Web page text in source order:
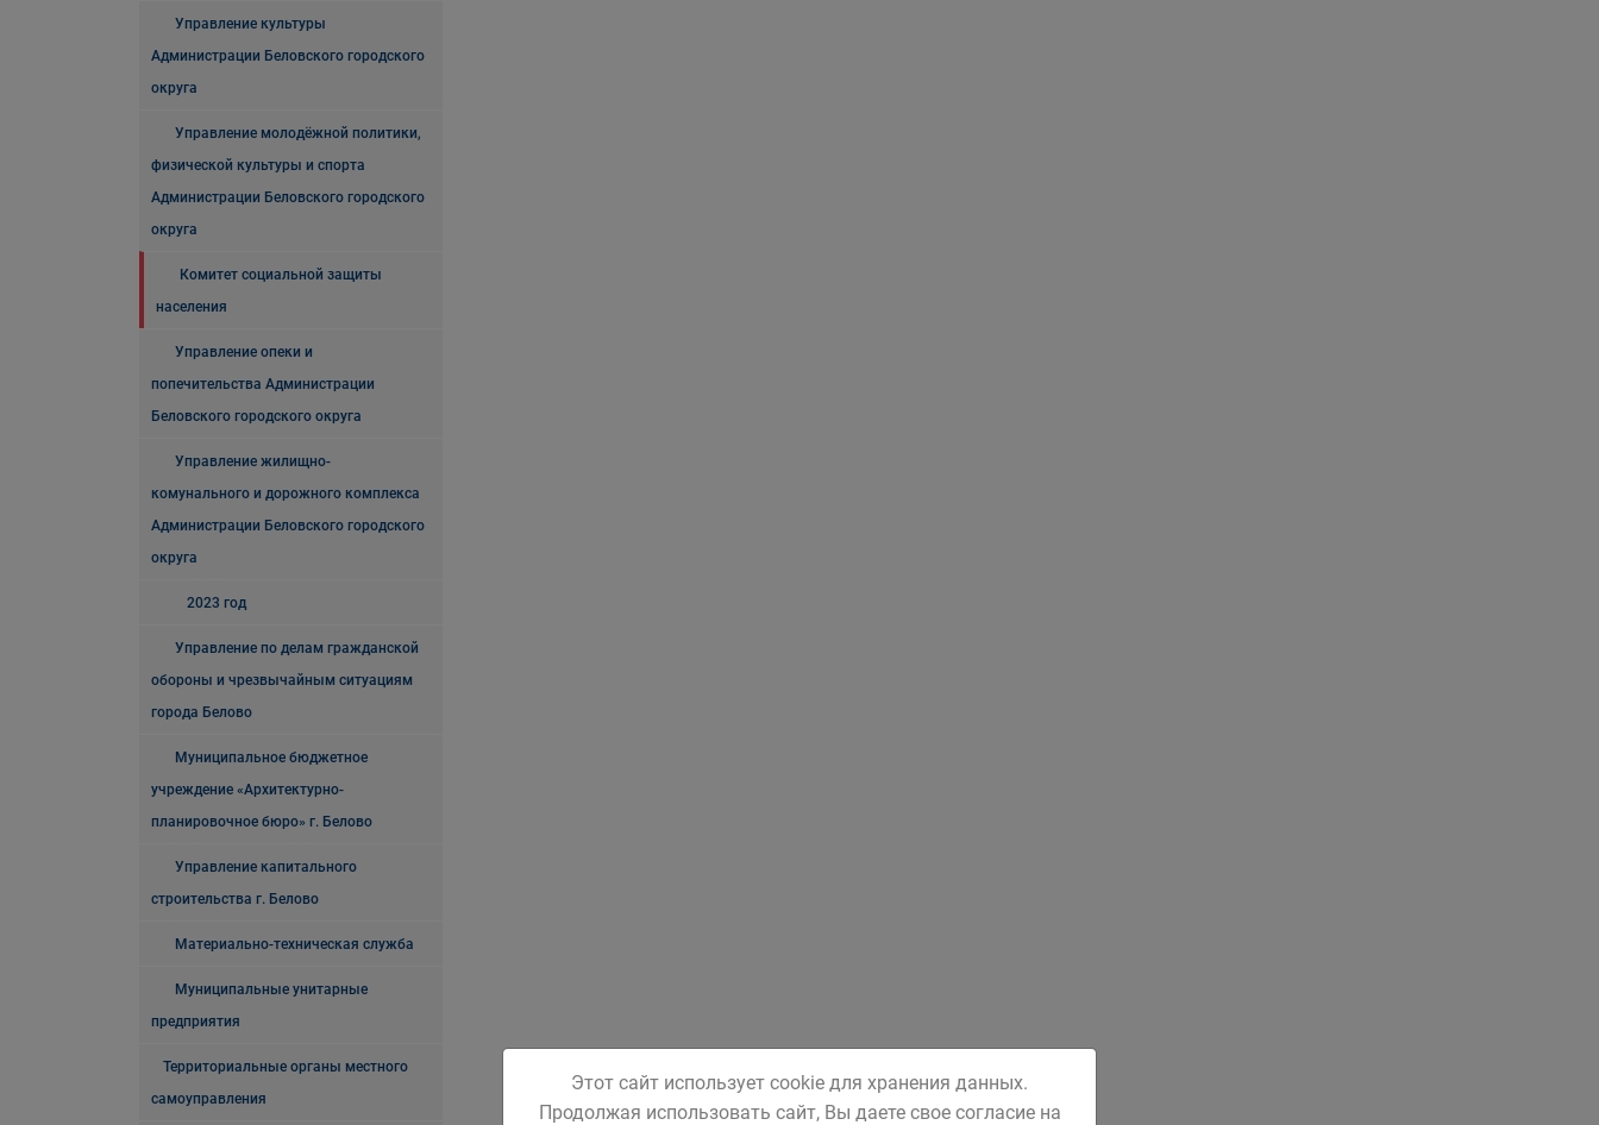
Управление культуры
Администрации Беловского городского
округа
Управление молодёжной политики,
физической культуры и спорта
Администрации Беловского городского
округа
Комитет социальной защиты
населения
Управление опеки и
попечительства Администрации
Беловского городского округа
Управление жилищно-
комунального и дорожного комплекса
Администрации Беловского городского
округа
2023 год
Управление по делам гражданской
обороны и чрезвычайным ситуациям
города Белово
Муниципальное бюджетное
учреждение «Архитектурно-
планировочное бюро» г. Белово
Управление капитального
строительства г. Белово
Материально-техническая служба
Муниципальные унитарные
предприятия
Территориальные органы местного
самоуправления
Этот сайт использует cookie для хранения данных.
Продолжая использовать сайт, Вы даете свое согласие на